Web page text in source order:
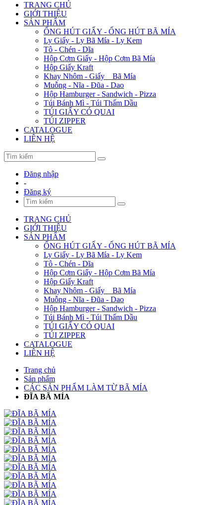
TRANG CHỦ
GIỚI THIỆU
SẢN PHẨM
ỐNG HÚT GIẤY - ỐNG HÚT BÃ MÍA
Ly Giấy - Ly Bã Mía - Ly Kem
Tô - Chén - Dĩa
Hộp Cơm Giấy - Hộp Cơm Bã Mía
Hộp Giấy Kraft
Khay Nhôm - Giấy _ Bã Mía
Muỗng - Nĩa - Đũa - Dao
Hộp Hamburger - Sandwich - Pizza
Túi Bánh Mì - Túi Thấm Dầu
TÚI GIẤY CÓ QUAI
TÚI ZIPPER
CATALOGUE
LIÊN HỆ
Đăng nhập
-
Đăng ký
TRANG CHỦ
GIỚI THIỆU
SẢN PHẨM
ỐNG HÚT GIẤY - ỐNG HÚT BÃ MÍA
Ly Giấy - Ly Bã Mía - Ly Kem
Tô - Chén - Dĩa
Hộp Cơm Giấy - Hộp Cơm Bã Mía
Hộp Giấy Kraft
Khay Nhôm - Giấy _ Bã Mía
Muỗng - Nĩa - Đũa - Dao
Hộp Hamburger - Sandwich - Pizza
Túi Bánh Mì - Túi Thấm Dầu
TÚI GIẤY CÓ QUAI
TÚI ZIPPER
CATALOGUE
LIÊN HỆ
Trang chủ
Sản phẩm
CÁC SẢN PHẨM LÀM TỪ BÃ MÍA
ĐĨA BÃ MÍA